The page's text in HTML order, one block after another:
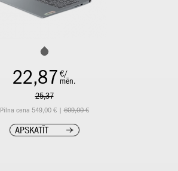
22,87 €/
mēn.
25,37
Pilna cena 549,00 € |609,00 €
APSKATĪT